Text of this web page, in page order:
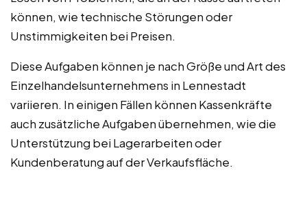
können, wie technische Störungen oder
Unstimmigkeiten bei Preisen.
Diese Aufgaben können je nach Größe und Art des
Einzelhandelsunternehmens in Lennestadt
variieren. In einigen Fällen können Kassenkräfte
auch zusätzliche Aufgaben übernehmen, wie die
Unterstützung bei Lagerarbeiten oder
Kundenberatung auf der Verkaufsfläche.